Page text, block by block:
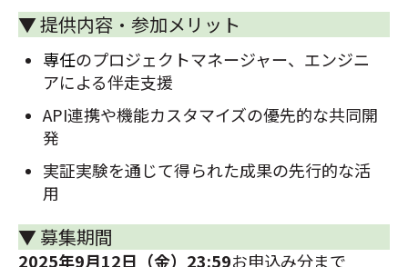
▼ 提供内容・参加メリット
専任のプロジェクトマネージャー、エンジニ
アによる伴走支援
API連携や機能カスタマイズの優先的な共同開
発
実証実験を通じて得られた成果の先行的な活
用
▼ 募集期間
2025年9月12日（金）23:59お申込み分まで